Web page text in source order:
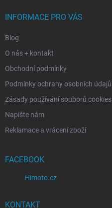
INFORMACE PRO VÁS
Blog
O nás + kontakt
Obchodní podmínky
Podmínky ochrany osobních údajů
Zásady používání souborů cookies
Napište nám
Reklamace a vrácení zboží
FACEBOOK
Himoto.cz
KONTAKT